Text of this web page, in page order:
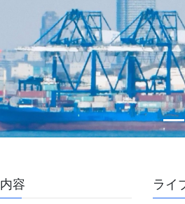
容 ライ